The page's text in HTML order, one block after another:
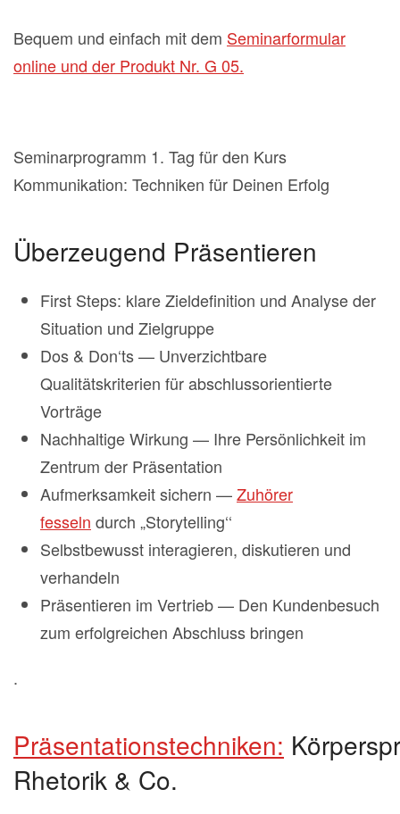
Bequem und einfach mit dem Seminarformular
online und der Produkt Nr. G 05.
Seminarprogramm 1. Tag für den Kurs
Kommunikation: Techniken für Deinen Erfolg
Überzeugend Präsentieren
First Steps: klare Zieldefinition und Analyse der
Situation und Zielgruppe
Dos & Don‘ts — Unverzichtbare
Qualitätskriterien für abschlussorientierte
Vorträge
Nachhaltige Wirkung — Ihre Persönlichkeit im
Zentrum der Präsentation
Aufmerksamkeit sichern —Zuhörer
fesseln durch „Storytelling‘‘
Selbstbewusst interagieren, diskutieren und
verhandeln
Präsentieren im Vertrieb — Den Kundenbesuch
zum erfolgreichen Abschluss bringen
.
Präsentationstechniken:
Rhetorik & Co.